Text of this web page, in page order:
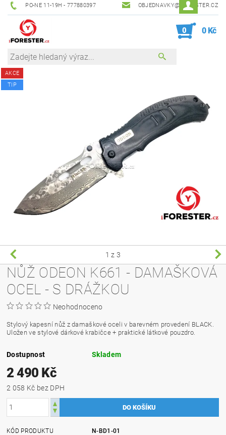
PO-NE 11-19H - 777880397 OBJEDNAVKY@IFORESTER.CZ
0 0 Kč
AKCE
TIP
1 z 3
NŮŽ ODEON K661 - DAMAŠKOVÁ
OCEL - S DRÁŽKOU
Neohodnoceno
Stylový kapesní nůž z damaškové oceli v barevném provedení BLACK.
Uložen ve stylové dárkové krabičce + praktické látkové pouzdro.
Dostupnost Skladem
2 490 Kč
2 058 Kč bez DPH
KÓD PRODUKTU
N-BD1-01